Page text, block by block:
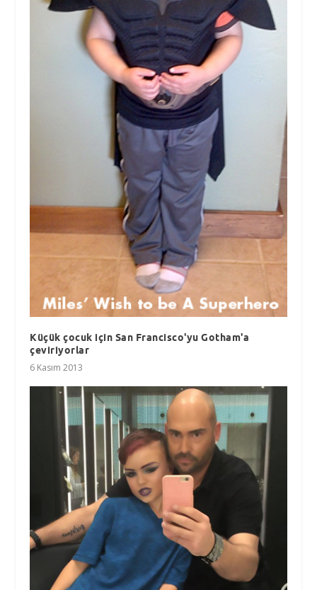
Küçük çocuk için San Francisco'yu Gotham'a
çeviriyorlar
6 Kasım 2013